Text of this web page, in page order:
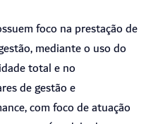
foco na prestação de
mediante o uso do
total e no
de gestão e
com foco de atuação